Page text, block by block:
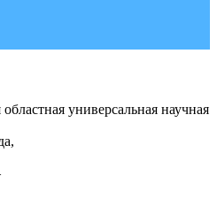
универсальная научная